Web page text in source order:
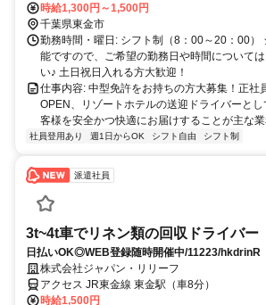
八坂台１丁目８−１ UE GARDEN RESORT
時給1,300円～1,500円
千葉県東金市
勤務時間・曜日: シフト制（8：00～20：00）
能ですので、ご希望の勤務日や時間について
い♪ ​土日祝日入れる方大歓迎！
仕事内容: 中型免許をお持ちの方大募集！正社
OPEN、リゾートホテルの送迎ドライバーと
客様を安全かつ快適にお届けすることが主な
社員登用あり 週1日からOK シフト自由 シフト制
派遣社員
3t~4t車でリネン類の回収ドライバー
日払いOK◎WEB登録随時開催中/11223/hkdrinR
株式会社ジャパン・リリーフ
アクセス JR東金線 東金駅（車8分）
時給1,500円